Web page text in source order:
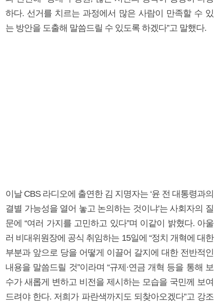
하다. 선거를 치르는 과정에서 많은 사람이 만족할 수 있
는 방안을 도출해 말씀드릴 수 있도록 하겠다”고 말했다.
이날 CBS 라디오에 출연한 김 지명자는 ‘윤 전 대통령과의
결별 가능성을 열어 놓고 논의하는 것이냐’는 사회자의 질
문에 “여러 가지를 고민하고 있다”며 이같이 밝혔다. 아울
러 비대위원장에 공식 취임하는 15일에 “정치 개혁에 대한
부분과 앞으로 당을 어떻게 이끌어 갈지에 대한 전반적인
내용을 말씀드릴 것”이라며 “규제·연금 개혁 등을 통해 보
수가 새롭게 변하고 비전을 제시하는 모습을 국민께 보여
드려야 한다. 저희가 파란색까지도 되찾아오겠다”고 강조